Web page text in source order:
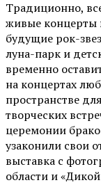
Традиционно,
живые концерты
будущие рок-
луна-парк и
временно
на концертах
пространстве
творческих
церемонии
узаконили свои
выставка с
области и